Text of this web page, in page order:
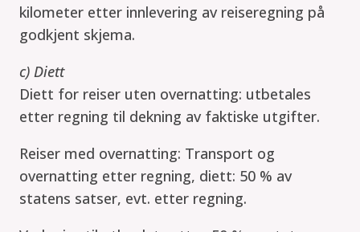
kilometer etter innlevering av reiseregning på
godkjent skjema.
c) Diett
Diett for reiser uten overnatting: utbetales
etter regning til dekning av faktiske utgifter.
Reiser med overnatting: Transport og
overnatting etter regning, diett: 50 % av
statens satser, evt. etter regning.